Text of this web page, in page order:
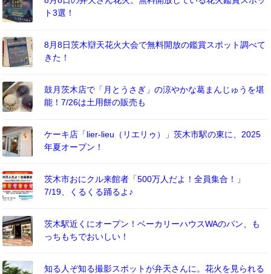
ト3選！
8月8日茨木辯天花火大会で無料開放の鑑賞スポット調べて
きた！
鼓月茨木店で「月とうさぎ」の涼やかな葛まんじゅうを堪
能！7/26は土用餅の販売も
ケーキ店「lier-lieu（リエリゥ）」茨木市駅の東に、2025
年夏オープン！
茨木市おにクル来館者「500万人だよ！全員集合！」
7/19、くるくる踊るよ♪
茨木駅近くにオープン！ベーカリーハウスWAのパン、も
っちもちでおいしい！
知る人ぞ知る撮影スポットが弁天さんに。花火を見られる